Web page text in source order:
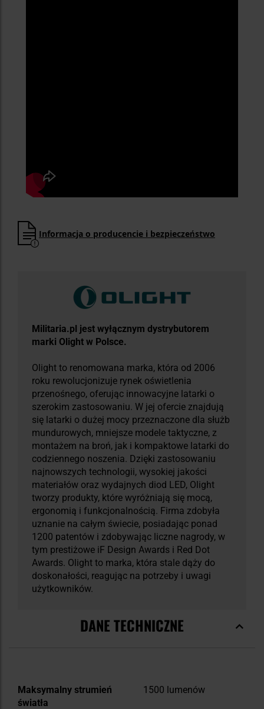
Informacja o producencie i bezpieczeństwo
Militaria.pl jest wyłącznym dystrybutorem
marki Olight w Polsce.
Olight to renomowana marka, która od 2006
roku rewolucjonizuje rynek oświetlenia
przenośnego, oferując innowacyjne latarki o
szerokim zastosowaniu. W jej ofercie znajdują
się latarki o dużej mocy przeznaczone dla służb
mundurowych, mniejsze modele taktyczne, z
montażem na broń, jak i kompaktowe latarki do
codziennego noszenia. Dzięki zastosowaniu
najnowszych technologii, wysokiej jakości
materiałów oraz wydajnych diod LED, Olight
tworzy produkty, które wyróżniają się mocą,
ergonomią i funkcjonalnością. Firma zdobyła
uznanie na całym świecie, posiadając ponad
1200 patentów i zdobywając liczne nagrody, w
tym prestiżowe iF Design Awards i Red Dot
Awards. Olight to marka, która stale dąży do
doskonałości, reagując na potrzeby i uwagi
użytkowników.
DANE TECHNICZNE
Więcej
informacji
Maksymalny strumień
światła
1500 lumenów